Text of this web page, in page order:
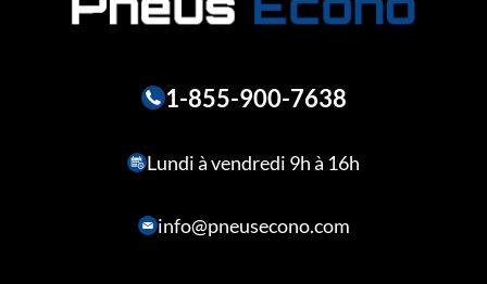
1-855-900-7638
Lundi à vendredi 9h à 16h
info@pneusecono.com